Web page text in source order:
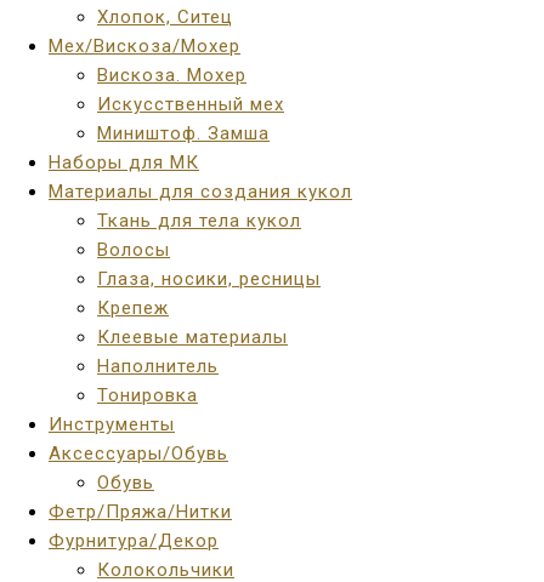
Хлопок, Ситец
Мех/Вискоза/Мохер
Вискоза. Мохер
Искусственный мех
Миништоф. Замша
Наборы для МК
Материалы для создания кукол
Ткань для тела кукол
Волосы
Глаза, носики, ресницы
Крепеж
Клеевые материалы
Наполнитель
Тонировка
Инструменты
Аксессуары/Обувь
Обувь
Фетр/Пряжа/Нитки
Фурнитура/Декор
Колокольчики